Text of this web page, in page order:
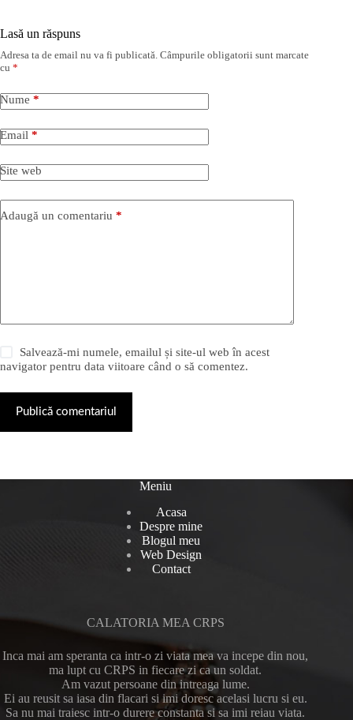
Lasă un răspuns
Adresa ta de email nu va fi publicată. Câmpurile obligatorii sunt marcate
cu *
Nume *
Email *
Site web
Adaugă un comentariu *
Salvează-mi numele, emailul și site-ul web în acest
navigator pentru data viitoare când o să comentez.
Publică comentariul
Meniu
Acasa
Despre mine
Blogul meu
Web Design
Contact
CALATORIA MEA CRPS
Inca mai am speranta ca intr-o zi viata mea va incepe din nou,
ma lupt cu CRPS in fiecare zi ca un soldat.
Am vazut persoane din intreaga lume.
Ei au reusit sa iasa din flacari si imi doresc acelasi lucru si eu.
Sa nu mai traiesc intr-o durere constanta si sa imi reiau viata.